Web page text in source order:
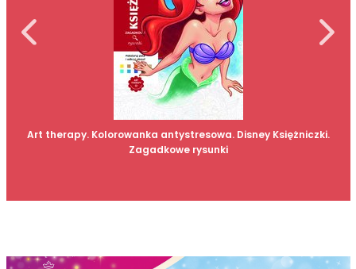
Art therapy. Kolorowanka antystresowa. Disney Księżniczki.
Zagadkowe rysunki